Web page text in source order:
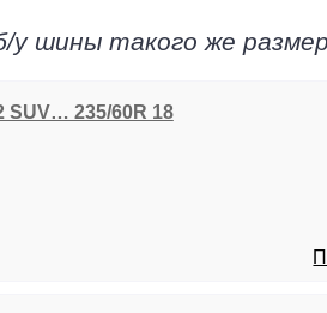
шины такого же
SUV… 235/60R 18